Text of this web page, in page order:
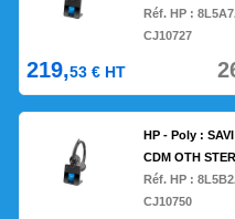
Réf. HP :
CJ10727
219,53 € HT
HP - Poly :
CDM OTH
Réf. HP :
CJ10750